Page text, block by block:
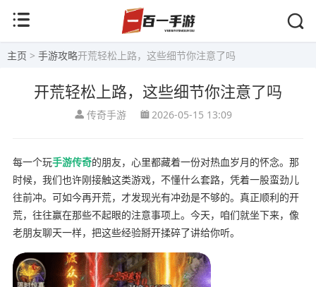
主页 > 手游攻略开荒轻松上路，这些细节你注意了吗
开荒轻松上路，这些细节你注意了吗
传奇手游 2026-05-15 13:09
每一个玩手游传奇的朋友，心里都藏着一份对热血岁月的怀念。那
时候，我们也许刚接触这类游戏，不懂什么套路，凭着一股蛮劲儿
往前冲。可如今再开荒，才发现光有冲劲是不够的。真正顺利的开
荒，往往赢在那些不起眼的注意事项上。今天，咱们就坐下来，像
老朋友聊天一样，把这些经验掰开揉碎了讲给你听。